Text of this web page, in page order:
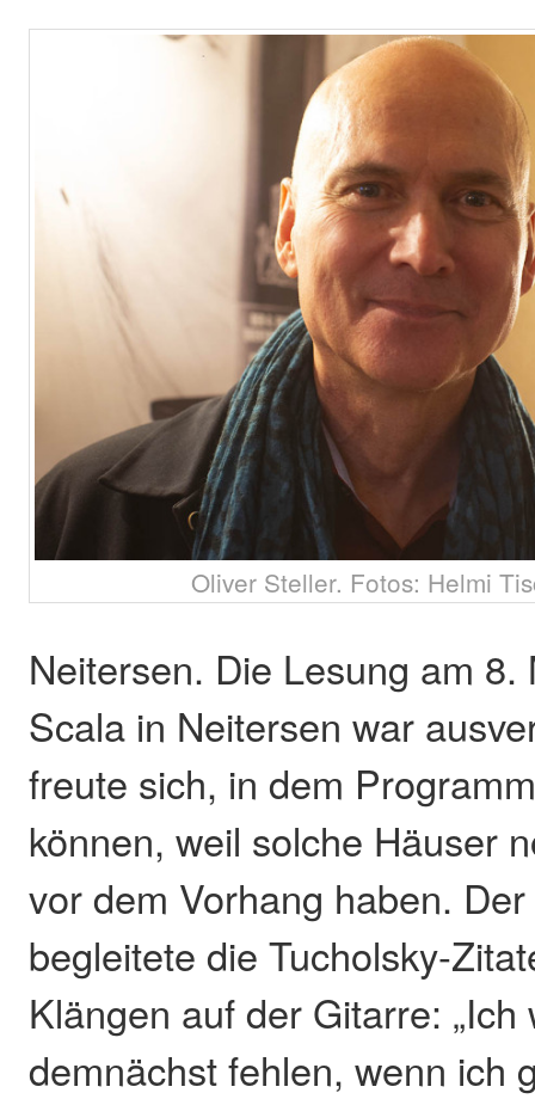
Oliver Steller. Fotos: Helmi
Neitersen. Die Lesung am
Scala in Neitersen war
freute sich, in dem
können, weil solche Häuser
vor dem Vorhang haben.
begleitete die Tucholsky-
Klängen auf der Gitarre: „Ich
demnächst fehlen, wenn ich